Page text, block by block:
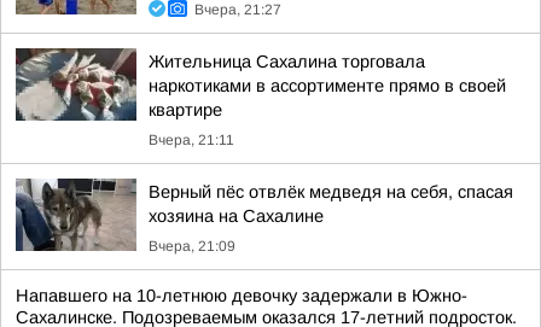
Вчера, 21:27
Жительница Сахалина торговала
наркотиками в ассортименте прямо в своей
квартире
Вчера, 21:11
Верный пёс отвлёк медведя на себя, спасая
хозяина на Сахалине
Вчера, 21:09
Напавшего на 10-летнюю девочку задержали в Южно-
Сахалинске. Подозреваемым оказался 17-летний подросток.